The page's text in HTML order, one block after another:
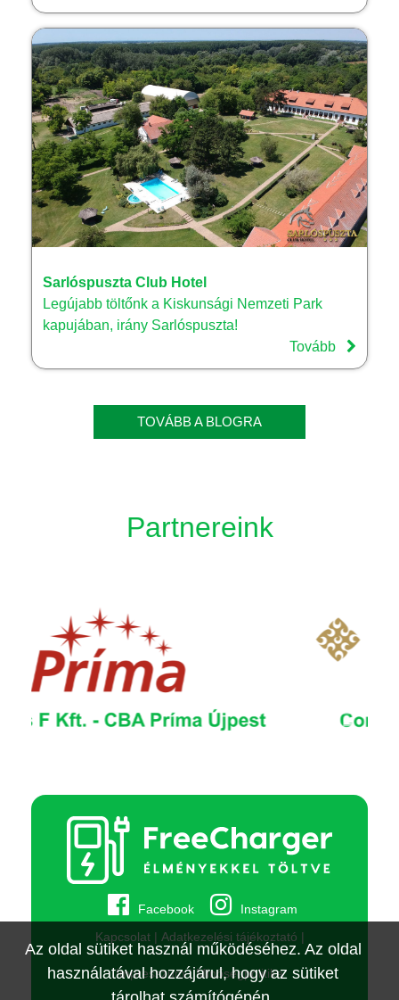
Sarlóspuszta Club Hotel
Legújabb töltőnk a Kiskunsági Nemzeti Park
kapujában, irány Sarlóspuszta!
Tovább
TOVÁBB A BLOGRA
Partnereink
Facebook
Instagram
Kapcsolat
Adatkezelési tájékoztató
Impresszum Minőségpolitika
Az oldal sütiket használ működéséhez. Az oldal
használatával hozzájárul, hogy az sütiket